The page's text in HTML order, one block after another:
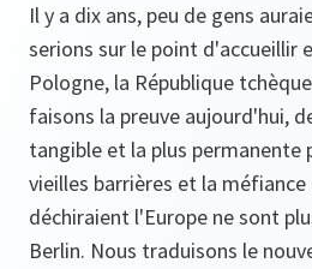
Il y a dix ans, peu de gens
serions sur le point d'accueillir
Pologne, la République
faisons la preuve aujourd'hui,
tangible et la plus permanente
vieilles barrières et la méfiance
déchiraient l'Europe ne sont
Berlin. Nous traduisons le